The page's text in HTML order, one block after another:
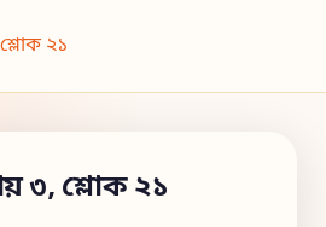
শ্লোক ২১
৩, শ্লোক ২১